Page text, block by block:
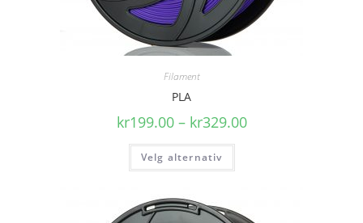
Filament
PLA
kr199.00– kr329.00
Velg alternativ